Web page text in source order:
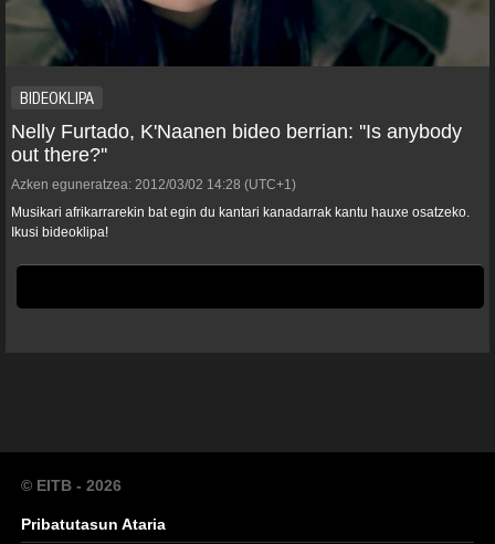
BIDEOKLIPA
Nelly Furtado, K'Naanen bideo berrian: ''Is anybody
out there?''
Azken eguneratzea: 2012/03/02 14:28 (UTC+1)
Musikari afrikarrarekin bat egin du kantari kanadarrak kantu hauxe osatzeko.
Ikusi bideoklipa!
© EITB - 2026
Pribatutasun Ataria